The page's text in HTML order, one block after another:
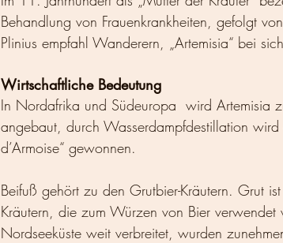
Behandlung von Frauenkrankheiten, gefolgt
Plinius empfahl Wanderern, „Artemisia“ bei
Wirtschaftliche Bedeutung
In Nordafrika und Südeuropa  wird Artemisia
angebaut, durch Wasserdampfdestillation wird
d’Armoise“ gewonnen.
Beifuß gehört zu den Grutbier-Kräutern. Grut
Kräutern, die zum Würzen von Bier
Nordseeküste weit verbreitet, wurden